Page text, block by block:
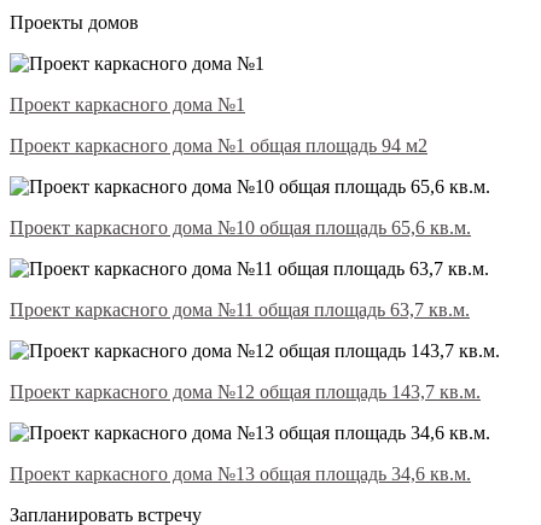
Проекты домов
Проект каркасного дома №1
Проект каркасного дома №1 общая площадь 94 м2
Проект каркасного дома №10 общая площадь 65,6 кв.м.
Проект каркасного дома №11 общая площадь 63,7 кв.м.
Проект каркасного дома №12 общая площадь 143,7 кв.м.
Проект каркасного дома №13 общая площадь 34,6 кв.м.
Запланировать встречу